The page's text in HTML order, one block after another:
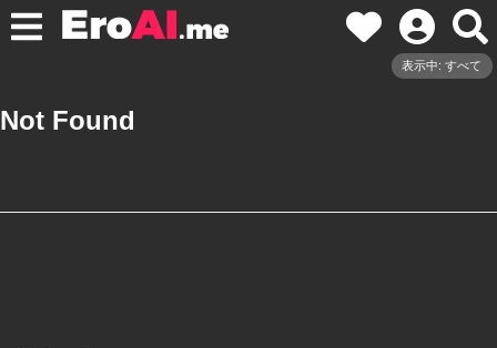
表示中: すべて
Not Found